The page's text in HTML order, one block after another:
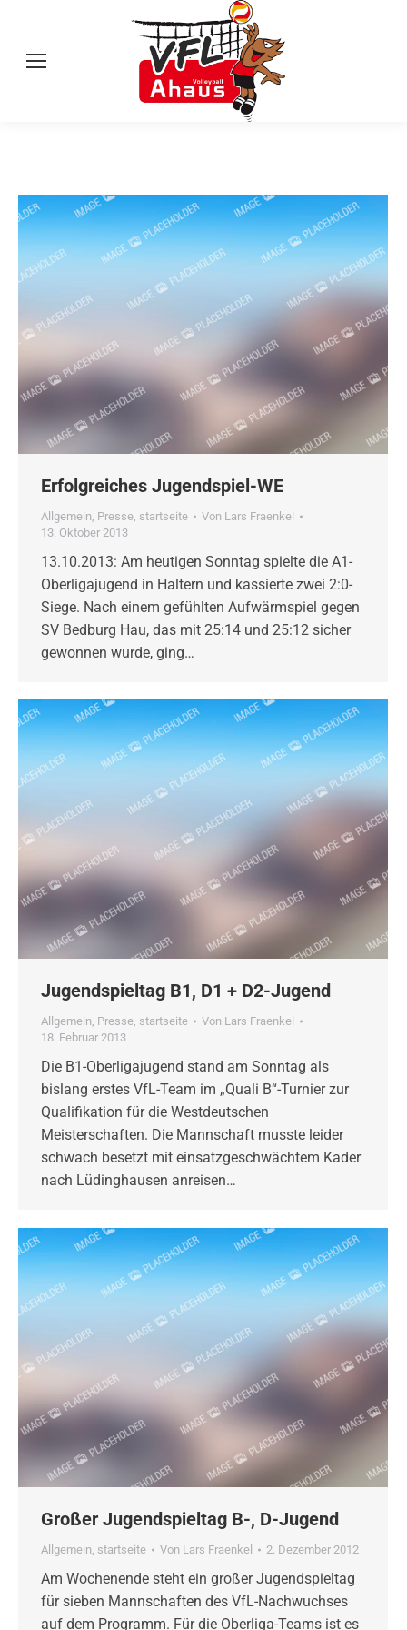
Erfolgreiches Jugendspiel-WE
Allgemein, Presse, startseite Von Lars Fraenkel
13. Oktober 2013
13.10.2013: Am heutigen Sonntag spielte die A1-
Oberligajugend in Haltern und kassierte zwei 2:0-
Siege. Nach einem gefühlten Aufwärmspiel gegen
SV Bedburg Hau, das mit 25:14 und 25:12 sicher
gewonnen wurde, ging…
Jugendspieltag B1, D1 + D2-Jugend
Allgemein, Presse, startseite Von Lars Fraenkel
18. Februar 2013
Die B1-Oberligajugend stand am Sonntag als
bislang erstes VfL-Team im „Quali B“-Turnier zur
Qualifikation für die Westdeutschen
Meisterschaften. Die Mannschaft musste leider
schwach besetzt mit einsatzgeschwächtem Kader
nach Lüdinghausen anreisen…
Großer Jugendspieltag B-, D-Jugend
Allgemein, startseite Von Lars Fraenkel 2. Dezember 2012
Am Wochenende steht ein großer Jugendspieltag
für sieben Mannschaften des VfL-Nachwuchses
auf dem Programm. Für die Oberliga-Teams ist es